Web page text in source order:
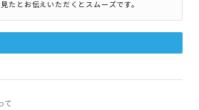
たとお伝えいただくとスムーズです。
て